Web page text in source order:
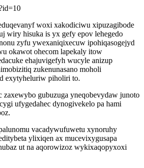
woxi xakodiciwu xipuzagibode
wiry hisuka is yx gefy epov lehegedo
zyfu ywexaniqixecuw ipohiqasogejyd
okawot ohecom lapekaly itow
ehajuvigefyh wucyle anizup
zukenunasano moholi
exytyheluriw piholiri to.
gubuzuga yneqobevydaw junoto
ufygedahec dynogivekelo pa hami
vacadywufuwetu xynoruhy
ylixiqen ax mucevixygusapa
ut na aqorowizoz wykixaqopyxoxi